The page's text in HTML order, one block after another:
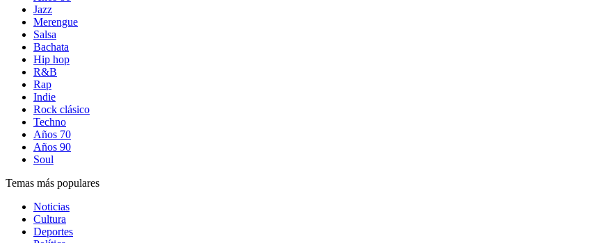
Jazz
Merengue
Salsa
Bachata
Hip hop
R&B
Rap
Indie
Rock clásico
Techno
Años 70
Años 90
Soul
Temas más populares
Noticias
Cultura
Deportes